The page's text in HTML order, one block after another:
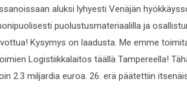
aluksi lyhyesti Venäjän
puolustusmateriaalilla ja
Kysymys on laadusta. Me emme
Logistiikkalaitos täällä Tampereella!
2.3 miljardia euroa. 26. erä päätettiin